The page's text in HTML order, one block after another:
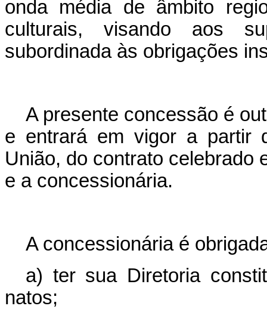
onda média de âmbito
culturais, visando aos
subordinada às obrigações
A presente concessão é
e entrará em vigor a partir
União, do contrato celebrado
e a concessionária.
A concessionária é
a) ter sua Diretoria
natos;